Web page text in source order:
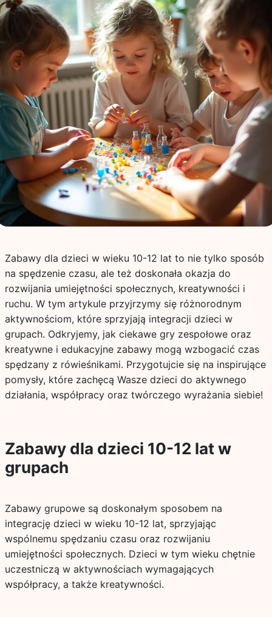
Zabawy dla dzieci w wieku 10-12 lat to nie tylko sposób
na spędzenie czasu, ale też doskonała okazja do
rozwijania umiejętności społecznych, kreatywności i
ruchu. W tym artykule przyjrzymy się różnorodnym
aktywnościom, które sprzyjają integracji dzieci w
grupach. Odkryjemy, jak ciekawe gry zespołowe oraz
kreatywne i edukacyjne zabawy mogą wzbogacić czas
spędzany z rówieśnikami. Przygotujcie się na inspirujące
pomysły, które zachęcą Wasze dzieci do aktywnego
działania, współpracy oraz twórczego wyrażania siebie!
Zabawy dla dzieci 10-12 lat w
grupach
Zabawy grupowe są doskonałym sposobem na
integrację dzieci w wieku 10-12 lat, sprzyjając
wspólnemu spędzaniu czasu oraz rozwijaniu
umiejętności społecznych. Dzieci w tym wieku chętnie
uczestniczą w aktywnościach wymagających
współpracy, a także kreatywności.